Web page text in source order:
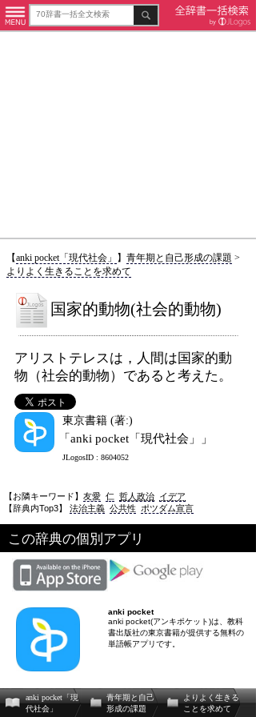
【anki pocket「現代社会」 】 青年期と自己形成の課題 >
よりよく生きることを求めて
国家的動物(社会的動物)
アリストテレスは，人間は国家的動
物（社会的動物）であると考えた。
東京書籍 (著:)
「anki pocket「現代社会」」
JLogosID : 8604052
【お隣キーワード】 友愛 仁 哲人政治 イデア
【辞典内Top3】 法治主義 公共性 ポツダム宣言
この辞典の個別アプリ
anki pocket
anki pocket(アンキポケット)は、教科
書出版社の東京書籍が提供する無料の
単語帳アプリです。
anki pocket「現
代社会」
青年期と自己
形成の課題
よりよく生きる
ことを求めて